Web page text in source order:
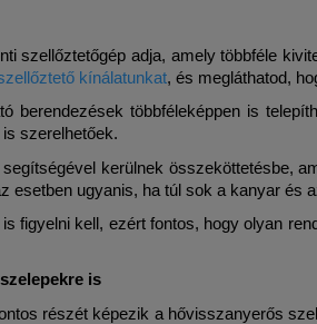
szellőztetőgép adja, amely többféle
kínálatunkat, és megláthatod,
berendezések többféleképpen is
szerelhetőek.
kerülnek összeköttetésbe,
esetben ugyanis, ha túl sok a kanyar és
figyelni kell, ezért fontos, hogy olyan
is
részét képezik a hővisszanyerős